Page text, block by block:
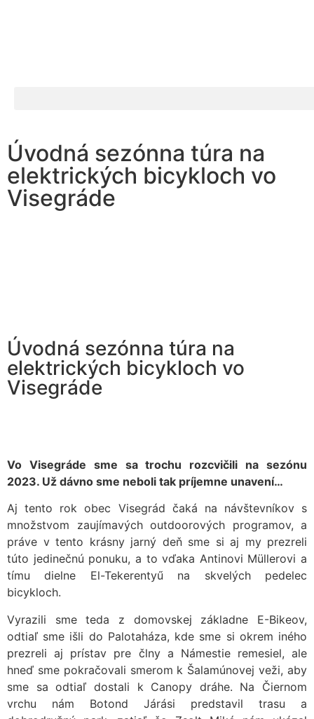
Úvodná sezónna túra na
elektrických bicykloch vo
Visegráde
Úvodná sezónna túra na
elektrických bicykloch vo
Visegráde
Vo Visegráde sme sa trochu rozcvičili na sezónu
2023. Už dávno sme neboli tak príjemne unavení…
Aj tento rok obec Visegrád čaká na návštevníkov s
množstvom zaujímavých outdoorových programov, a
práve v tento krásny jarný deň sme si aj my prezreli
túto jedinečnú ponuku, a to vďaka Antinovi Müllerovi a
tímu dielne El-Tekerentyű na skvelých pedelec
bicykloch.
Vyrazili sme teda z domovskej základne E-Bikeov,
odtiaľ sme išli do Palotaháza, kde sme si okrem iného
prezreli aj prístav pre člny a Námestie remesiel, ale
hneď sme pokračovali smerom k Šalamúnovej veži, aby
sme sa odtiaľ dostali k Canopy dráhe. Na Čiernom
vrchu nám Botond Járási predstavil trasu a